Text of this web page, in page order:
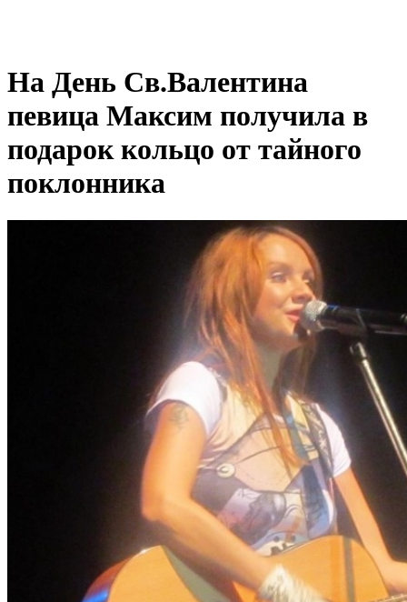
На День Св.Валентина
певица Максим получила в
подарок кольцо от тайного
поклонника